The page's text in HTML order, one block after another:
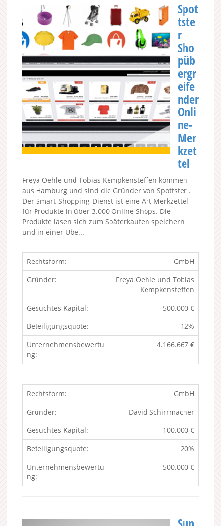
Spot
tste
r
Sho
püb
ergr
eife
nder
Onli
ne-
Mer
kzet
tel
Freya Oehle und Tobias Kempkensteffen kommen
aus Hamburg und sind die Gründer von Spottster .
Der Smart-Shopping-Dienst ist eine Art Merkzettel
für Produkte in über 3.000 Online Shops. Die
Produkte lasen sich zum Späterkaufen speichern
und in einer Übe...
Rechtsform:
GmbH
Gründer:
Freya Oehle und Tobias
Kempkensteffen
Gesuchtes Kapital:
500.000 €
Beteiligungsquote:
12%
Unternehmensbewertu
ng:
4.166.667 €
Rechtsform:
GmbH
Gründer:
David Schirrmacher
Gesuchtes Kapital:
100.000 €
Beteiligungsquote:
20%
Unternehmensbewertu
ng:
500.000 €